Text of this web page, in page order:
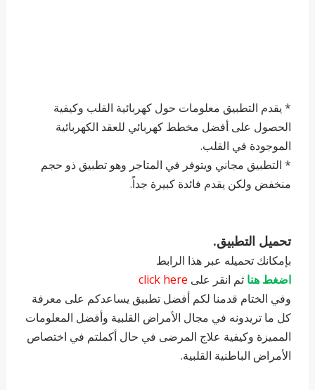
* يقدم التطبيق معلومات حول كهربائية القلب وكيفية
الحصول على أفضل مخطط كهربائي للعقد الكهربائية
الموجودة في القلب.
* التطبيق مجاني ويتوفر في المتاجر وهو تطبيق ذو حجم
منخفض ولكن يقدم فائدة كبيرة جداً.
تحميل التطبيق.
بإمكانك تحميله عبر هذا الرابط
اضغط هنا ثم انقر على click here
وفي الختام قدمنا لكم أفضل تطبيق يساعدكم على معرفة
كل ما تريدونه في مجال الأمراض القلبية وأفضل المعلومات
المميزة وكيفية علاج المرضى في حال أكملتم في اختصاص
الأمراض الباطنية القلبية.